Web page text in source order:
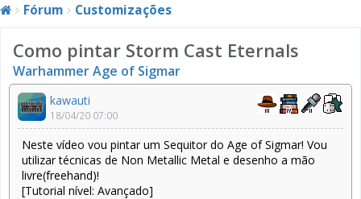
Fórum Customizações
Como pintar Storm Cast Eternals
Warhammer Age of Sigmar
kawauti
18/04/20 07:00
Neste vídeo vou pintar um Sequitor do Age of Sigmar! Vou
utilizar técnicas de Non Metallic Metal e desenho a mão
livre(freehand)!
[Tutorial nível: Avançado]